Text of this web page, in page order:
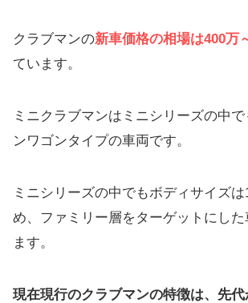
クラブマンの新車価格の相場は400万
ています。
ミニクラブマンはミニシリーズの中
ンワゴンタイプの車両です。
ミニシリーズの中でもボディサイズ
め、ファミリー層をターゲットにし
ます。
現在現行のクラブマンの特徴は、先